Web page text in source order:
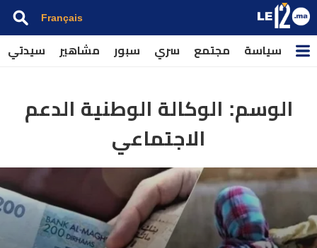
Français
سياسة مجتمع سري سبور مشاهير سيدتي
الوسم: الوكالة الوطنية الدعم
الاجتماعي